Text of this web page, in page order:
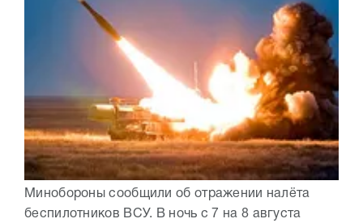
Минобороны сообщили об отражении налёта
беспилотников ВСУ. В ночь с 7 на 8 августа